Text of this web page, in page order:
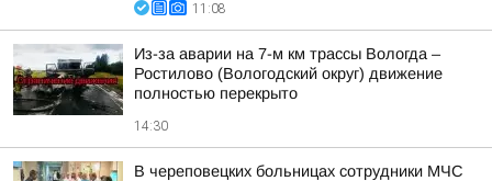
11:08
Из-за аварии на 7-м км трассы Вологда –
Ростилово (Вологодский округ) движение
полностью перекрыто
14:30
В череповецких больницах сотрудники МЧС